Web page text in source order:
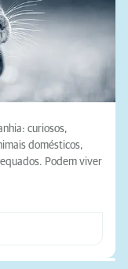
curiosos,
domésticos,
Podem viver